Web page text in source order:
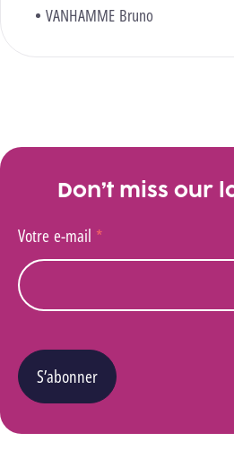
VANHAMME Bruno
Don’t miss our
Votre e-mail *
S’abonner